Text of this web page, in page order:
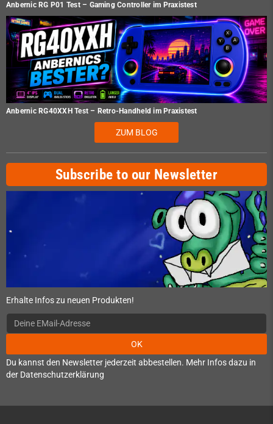
Anbernic RG P01 Test – Gaming Controller im Praxistest
Anbernic RG40XXH Test – Retro-Handheld im Praxistest
ZUM BLOG
Subscribe to our Newsletter
Erhalte Infos zu neuen Produkten!
OK
Du kannst den Newsletter jederzeit abbestellen. Mehr Infos dazu in
der Datenschutzerklärung